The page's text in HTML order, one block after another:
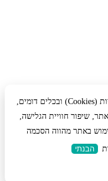
לידיעתך: באתר זה נעשה שימוש בקבצי עוגיות (Cookies) ובכלים דומים,
שיפור חוויית הגלישה,
באתר מהווה הסכמה
הבנתי